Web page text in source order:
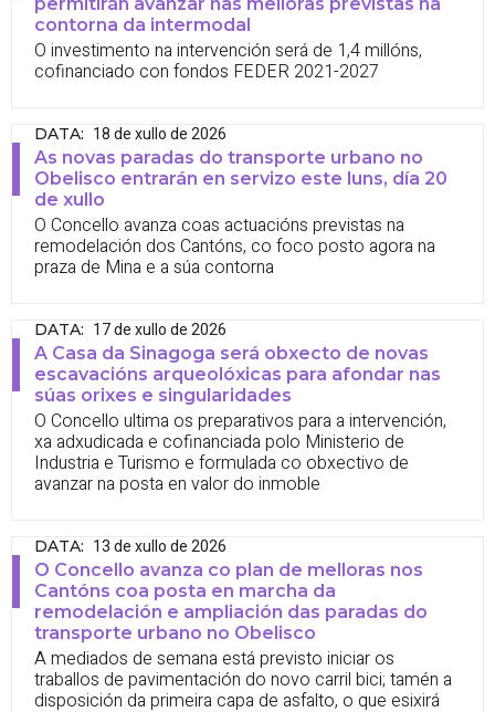
contorna da intermodal
O investimento na intervención será de 1,4 millóns,
cofinanciado con fondos FEDER 2021-2027
DATA: 18 de xullo de 2026
As novas paradas do transporte urbano no
Obelisco entrarán en servizo este luns, día 20
de xullo
O Concello avanza coas actuacións previstas na
remodelación dos Cantóns, co foco posto agora na
praza de Mina e a súa contorna
DATA: 17 de xullo de 2026
A Casa da Sinagoga será obxecto de novas
escavacións arqueolóxicas para afondar nas
súas orixes e singularidades
O Concello ultima os preparativos para a intervención,
xa adxudicada e cofinanciada polo Ministerio de
Industria e Turismo e formulada co obxectivo de
avanzar na posta en valor do inmoble
DATA: 13 de xullo de 2026
O Concello avanza co plan de melloras nos
Cantóns coa posta en marcha da
remodelación e ampliación das paradas do
transporte urbano no Obelisco
A mediados de semana está previsto iniciar os
traballos de pavimentación do novo carril bici; tamén a
disposición da primeira capa de asfalto, o que esixirá